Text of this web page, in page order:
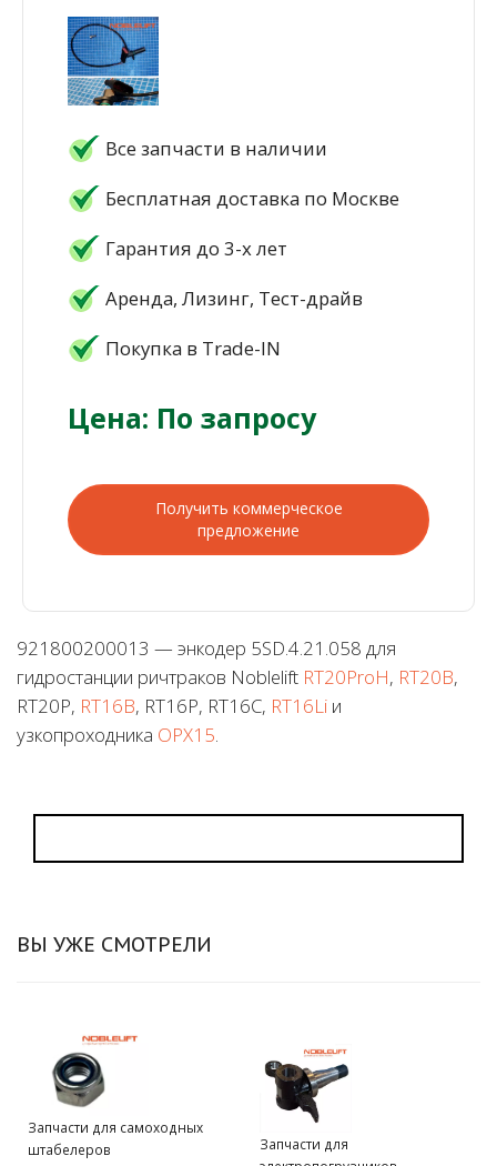
Все запчасти в наличии
Бесплатная доставка по Москве
Гарантия до 3-х лет
Аренда, Лизинг, Тест-драйв
Покупка в Trade-IN
Цена: По запросу
Получить коммерческое
предложение
921800200013 — энкодер 5SD.4.21.058 для
гидростанции ричтраков Noblelift RT20ProH, RT20B,
RT20P, RT16B, RT16P, RT16C, RT16Li и
узкопроходника OPX15.
ВЫ УЖЕ СМОТРЕЛИ
Запчасти для самоходных
штабелеров
Запчасти для